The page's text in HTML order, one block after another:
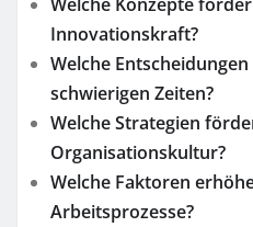
Innovationskraft?
Welche
schwierigen Zeiten?
Welche Strategien
Organisationskultur?
Welche Faktoren
Arbeitsprozesse?